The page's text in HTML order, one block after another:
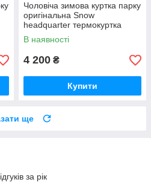
Чоловіча зимова куртка парку
оригінальна Snow
headquarter термокуртка
гірськолижна тепла на зиму
В наявності
4 200 ₴
Купити
ще
за рік